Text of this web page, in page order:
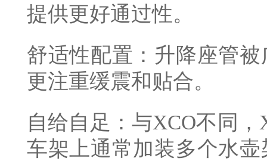
提供更好通过性。
舒适性配置：升降座管
更注重缓震和贴合。
自给自足：与XCO不同
车架上通常加装多个水